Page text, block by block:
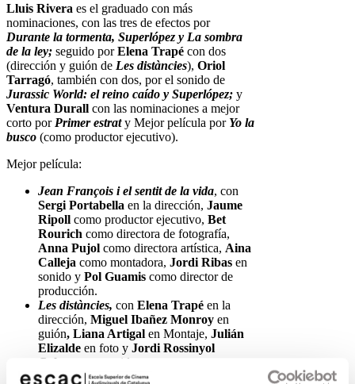
Lluis Rivera es el graduado con más
nominaciones, con las tres de efectos por
Durante la tormenta, Superlópez y La sombra
de la ley; seguido porElena Trapé con dos
(dirección y guión de Les distàncies), Oriol
Tarragó, también con dos, por el sonido de
Jurassic World: el reino caído y Superlópez; y
Ventura Durall con las nominaciones a mejor
corto por Primer estrat y Mejor película por Yo la
busco (como productor ejecutivo).
Mejor película:
Jean François i el sentit de la vida, con
Sergi Portabella en la dirección, Jaume
Ripoll como productor ejecutivo, Bet
Rourich como directora de fotografía,
Anna Pujol como directora artística, Aina
Calleja como montadora, Jordi Ribas en
sonido y Pol Guamis como director de
producción.
Les distàncies, con Elena Trapé en la
dirección, Miguel Ibañez Monroy en
guión, Liana Artigal en Montaje, Julián
Elizalde en foto y Jordi Rossinyol
Colomer
en sonido.
Yo la busco,conVentura Durall